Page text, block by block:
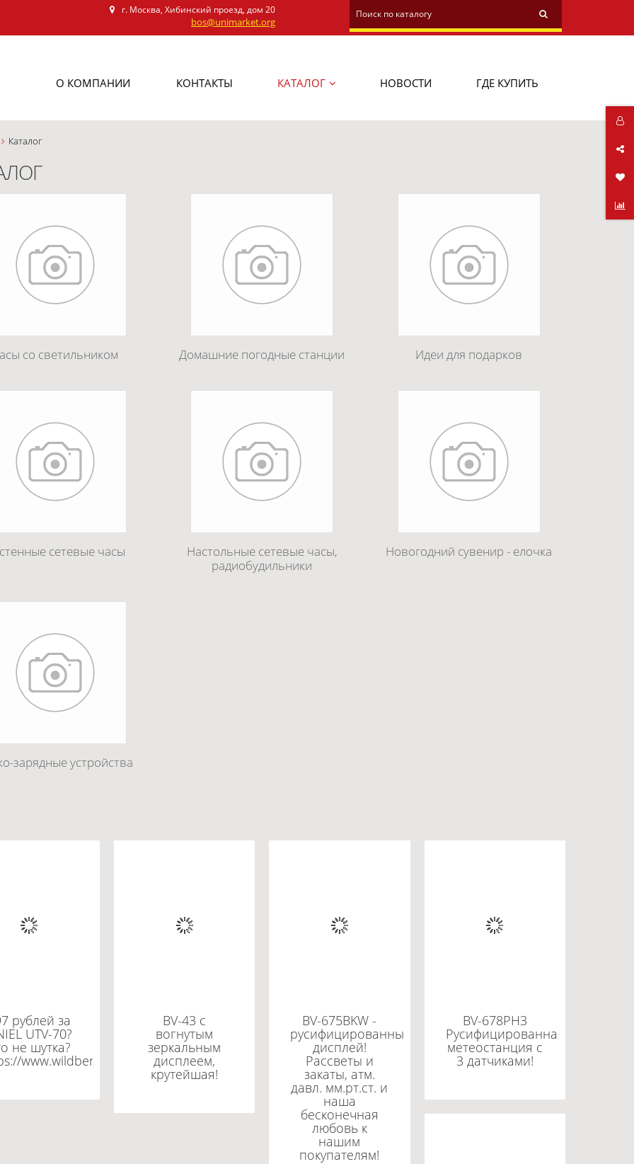
г. Москва, Хибинский проезд, дом 20
bos@unimarket.org
О КОМПАНИИ КОНТАКТЫ КАТАЛОГ НОВОСТИ ГДЕ КУПИТЬ
Каталог
со светильником Домашние погодные станции Идеи для подарков
сетевые часы
Настольные сетевые часы,
радиобудильники
Новогодний сувенир - елочка
зарядные устройства
рублей за
UTV-70?
не шутка?
www.wildberries.ru/catalog/190450537/detail.aspx
BV-43 c
вогнутым
зеркальным
дисплеем,
крутейшая!
BV-675BKW -
русифицированный
дисплей!
Рассветы и
закаты, атм.
давл. мм.рт.ст. и
наша
бесконечная
любовь к
нашим
покупателям!
BV-678PH3
Русифицированная
метеостанция с
3 датчиками!